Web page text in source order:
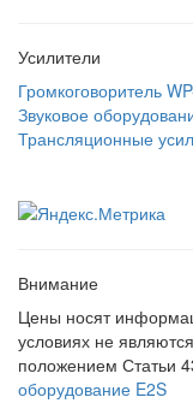
Усилители
Громкоговоритель
Звуковое
Трансляционные
Внимание
Цены носят
условиях не
положением Статьи
оборудование E2S